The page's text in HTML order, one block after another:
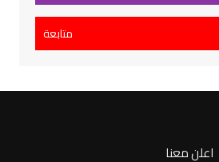
متابعة
اعلن معنا